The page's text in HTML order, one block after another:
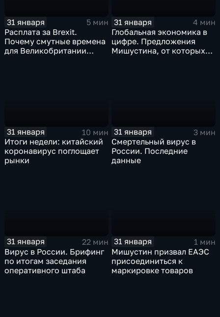
31 января
5 мин
Расплата за Brexit.
Почему смутные времена
для Великобритании
31 января
4 мин
Глобальная экономика в
цифре. Предложения
Мишустина, от которых
31 января
10 мин
Итоги недели: китайский
коронавирус поглощает
рынки
31 января
3 мин
Смертельный вирус в
России. Последние
данные
31 января
22 мин
Вирус в России. Брифинг
по итогам заседания
оперативного штаба
31 января
1 мин
Мишустин призвал ЕАЭС
присоединиться к
маркировке товаров